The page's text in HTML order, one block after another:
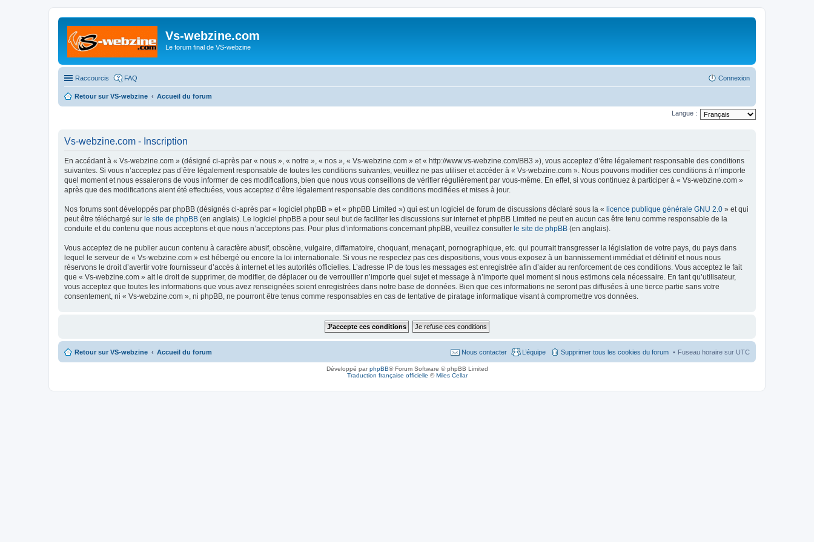
Vs-webzine.com
Le forum final de VS-webzine
Raccourcis FAQ Connexion
Retour sur VS-webzine Accueil du forum
Langue :
Vs-webzine.com - Inscription
En accédant à « Vs-webzine.com » (désigné ci-après par « nous », « notre », « nos », « Vs-webzine.com » et « http://www.vs-webzine.com/BB3 »), vous acceptez d’être légalement responsable des conditions
suivantes. Si vous n’acceptez pas d’être légalement responsable de toutes les conditions suivantes, veuillez ne pas utiliser et accéder à « Vs-webzine.com ». Nous pouvons modifier ces conditions à n’importe
quel moment et nous essaierons de vous informer de ces modifications, bien que nous vous conseillons de vérifier régulièrement par vous-même. En effet, si vous continuez à participer à « Vs-webzine.com »
après que des modifications aient été effectuées, vous acceptez d’être légalement responsable des conditions modifiées et mises à jour.
Nos forums sont développés par phpBB (désignés ci-après par « logiciel phpBB » et « phpBB Limited ») qui est un logiciel de forum de discussions déclaré sous la « licence publique générale GNU 2.0 » et qui
peut être téléchargé sur le site de phpBB (en anglais). Le logiciel phpBB a pour seul but de faciliter les discussions sur internet et phpBB Limited ne peut en aucun cas être tenu comme responsable de la
conduite et du contenu que nous acceptons et que nous n’acceptons pas. Pour plus d’informations concernant phpBB, veuillez consulter le site de phpBB (en anglais).
Vous acceptez de ne publier aucun contenu à caractère abusif, obscène, vulgaire, diffamatoire, choquant, menaçant, pornographique, etc. qui pourrait transgresser la législation de votre pays, du pays dans
lequel le serveur de « Vs-webzine.com » est hébergé ou encore la loi internationale. Si vous ne respectez pas ces dispositions, vous vous exposez à un bannissement immédiat et définitif et nous nous
réservons le droit d’avertir votre fournisseur d’accès à internet et les autorités officielles. L’adresse IP de tous les messages est enregistrée afin d’aider au renforcement de ces conditions. Vous acceptez le fait
que « Vs-webzine.com » ait le droit de supprimer, de modifier, de déplacer ou de verrouiller n’importe quel sujet et message à n’importe quel moment si nous estimons cela nécessaire. En tant qu’utilisateur,
vous acceptez que toutes les informations que vous avez renseignées soient enregistrées dans notre base de données. Bien que ces informations ne seront pas diffusées à une tierce partie sans votre
consentement, ni « Vs-webzine.com », ni phpBB, ne pourront être tenus comme responsables en cas de tentative de piratage informatique visant à compromettre vos données.
Retour sur VS-webzine Accueil du forum Fuseau horaire sur UTC
Supprimer tous les cookies du forum
L’équipe
Nous contacter
Développé parphpBB® Forum Software © phpBB Limited
Traduction française officielle ©Miles Cellar